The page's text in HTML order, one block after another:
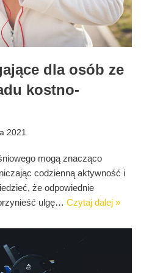
dla osób ze
kostno-
2021
mogą znacząco
codzienną aktywność i
że odpowiednie
ulgę… Czytaj dalej »